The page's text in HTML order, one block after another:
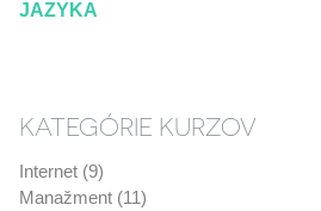
JAZYKA
KATEGÓRIE KURZOV
Internet (9)
Manažment (11)